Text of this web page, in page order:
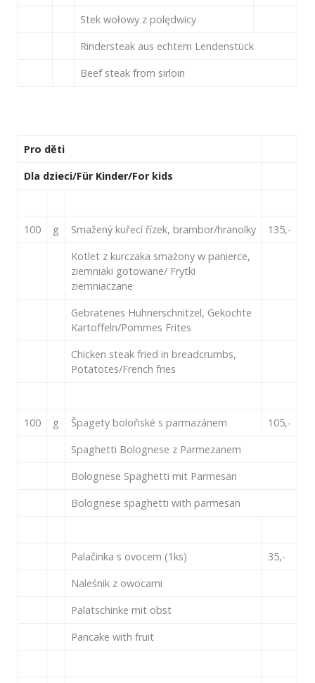
Stek wołowy z polędwicy
Rindersteak aus echtem Lendenstück
Beef steak from sirloin
Pro děti
Dla dzieci/Für Kinder/For kids
100 g Smažený kuřecí řízek, brambor/hranolky
135,-
Kotlet z kurczaka smażony w panierce,
ziemniaki gotowane/ Frytki
ziemniaczane
Gebratenes Huhnerschnitzel, Gekochte
Kartoffeln/Pommes Frites
Chicken steak fried in breadcrumbs,
Potatotes/French fries
100 g Špagety boloňské s parmazánem
105,-
Spaghetti Bolognese z Parmezanem
Bolognese Spaghetti mit Parmesan
Bolognese spaghetti with parmesan
Palačinka s ovocem (1ks)
35,-
Naleśnik z owocami
Palatschinke mit obst
Pancake with fruit